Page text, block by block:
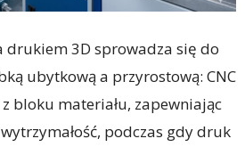
drukiem 3D sprowadza się do
ubytkową a przyrostową: CNC
bloku materiału, zapewniając
podczas gdy druk